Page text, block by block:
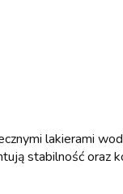
lakierami
stabilność oraz